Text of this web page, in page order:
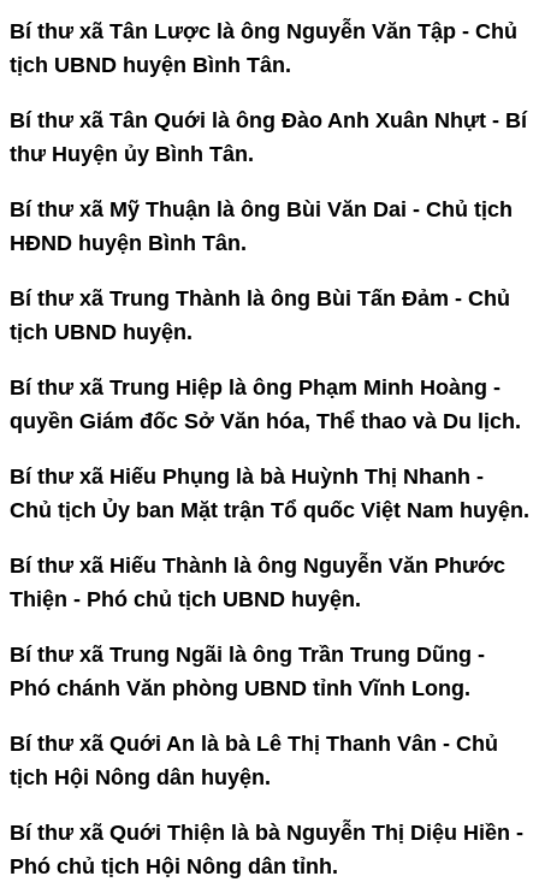
Bí thư xã Tân Lược là ông Nguyễn Văn Tập - Chủ
tịch UBND huyện Bình Tân.
Bí thư xã Tân Quới là ông Đào Anh Xuân Nhựt - Bí
thư Huyện ủy Bình Tân.
Bí thư xã Mỹ Thuận là ông Bùi Văn Dai - Chủ tịch
HĐND huyện Bình Tân.
Bí thư xã Trung Thành là ông Bùi Tấn Đảm - Chủ
tịch UBND huyện.
Bí thư xã Trung Hiệp là ông Phạm Minh Hoàng -
quyền Giám đốc Sở Văn hóa, Thể thao và Du lịch.
Bí thư xã Hiếu Phụng là bà Huỳnh Thị Nhanh -
Chủ tịch Ủy ban Mặt trận Tổ quốc Việt Nam huyện.
Bí thư xã Hiếu Thành là ông Nguyễn Văn Phước
Thiện - Phó chủ tịch UBND huyện.
Bí thư xã Trung Ngãi là ông Trần Trung Dũng -
Phó chánh Văn phòng UBND tỉnh Vĩnh Long.
Bí thư xã Quới An là bà Lê Thị Thanh Vân - Chủ
tịch Hội Nông dân huyện.
Bí thư xã Quới Thiện là bà Nguyễn Thị Diệu Hiền -
Phó chủ tịch Hội Nông dân tỉnh.